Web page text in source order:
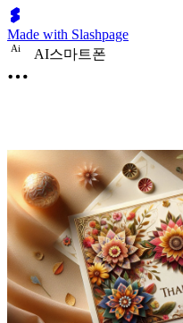
Made with Slashpage
Ai AI스마트폰